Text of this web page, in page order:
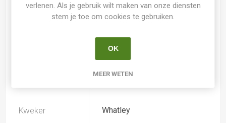
Bladhoudend
Hemerocallis
Kweker Whatley
verlenen. Als je gebruik wilt maken van onze diensten
stem je toe om cookies te gebruiken.
OK
MEER WETEN